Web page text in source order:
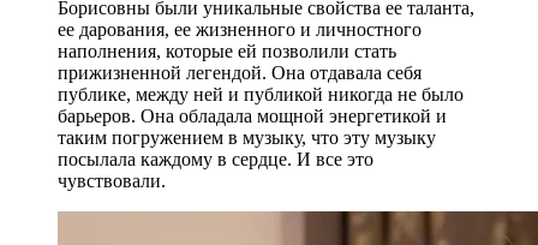
Борисовны были уникальные свойства ее таланта,
ее дарования, ее жизненного и личностного
наполнения, которые ей позволили стать
прижизненной легендой. Она отдавала себя
публике, между ней и публикой никогда не было
барьеров. Она обладала мощной энергетикой и
таким погружением в музыку, что эту музыку
посылала каждому в сердце. И все это
чувствовали.